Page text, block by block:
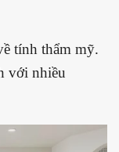
tính thẩm mỹ.
với nhiều